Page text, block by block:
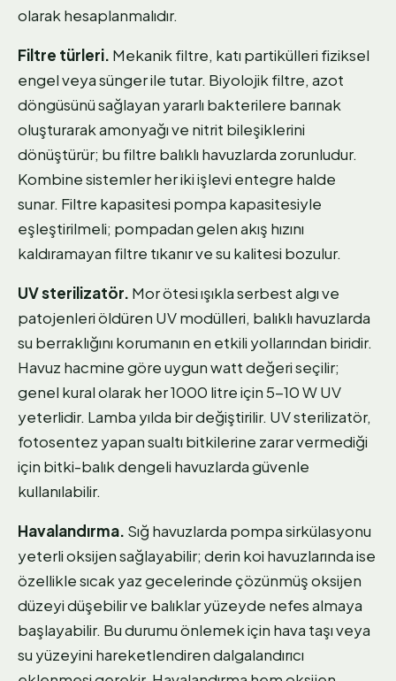
olarak hesaplanmalıdır.
Filtre türleri. Mekanik filtre, katı partikülleri fiziksel
engel veya sünger ile tutar. Biyolojik filtre, azot
döngüsünü sağlayan yararlı bakterilere barınak
oluşturarak amonyağı ve nitrit bileşiklerini
dönüştürür; bu filtre balıklı havuzlarda zorunludur.
Kombine sistemler her iki işlevi entegre halde
sunar. Filtre kapasitesi pompa kapasitesiyle
eşleştirilmeli; pompadan gelen akış hızını
kaldıramayan filtre tıkanır ve su kalitesi bozulur.
UV sterilizatör. Mor ötesi ışıkla serbest algı ve
patojenleri öldüren UV modülleri, balıklı havuzlarda
su berraklığını korumanın en etkili yollarından biridir.
Havuz hacmine göre uygun watt değeri seçilir;
genel kural olarak her 1000 litre için 5-10 W UV
yeterlidir. Lamba yılda bir değiştirilir. UV sterilizatör,
fotosentez yapan sualtı bitkilerine zarar vermediği
için bitki-balık dengeli havuzlarda güvenle
kullanılabilir.
Havalandırma. Sığ havuzlarda pompa sirkülasyonu
yeterli oksijen sağlayabilir; derin koi havuzlarında ise
özellikle sıcak yaz gecelerinde çözünmüş oksijen
düzeyi düşebilir ve balıklar yüzeyde nefes almaya
başlayabilir. Bu durumu önlemek için hava taşı veya
su yüzeyini hareketlendiren dalgalandırıcı